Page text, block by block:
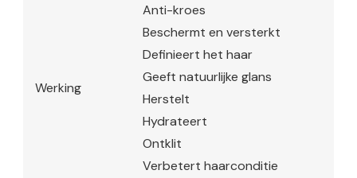
Werking
Anti-kroes
Beschermt en versterkt
Definieert het haar
Geeft natuurlijke glans
Herstelt
Hydrateert
Ontklit
Verbetert haarconditie